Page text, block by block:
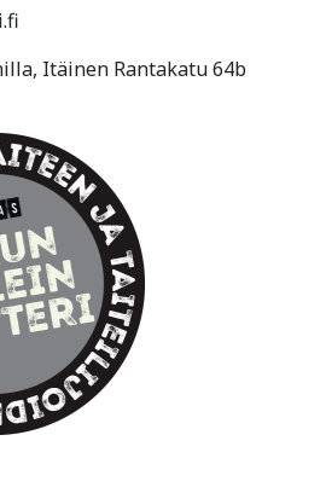
Itäinen Rantakatu 64b